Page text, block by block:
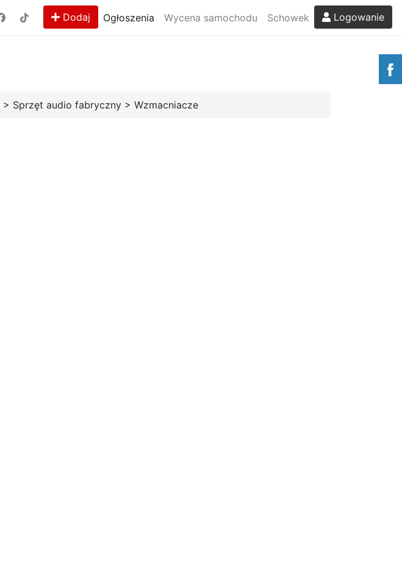
Dodaj Ogłoszenia Wycena samochodu Schowek Logowanie
> Sprzęt audio fabryczny > Wzmacniacze